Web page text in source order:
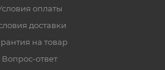
оплаты
доставки
на товар
Вопрос-ответ